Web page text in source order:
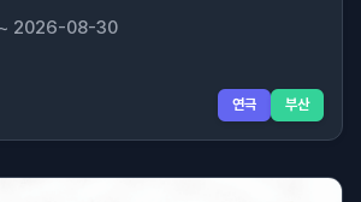
2026-08-30
연극 부산